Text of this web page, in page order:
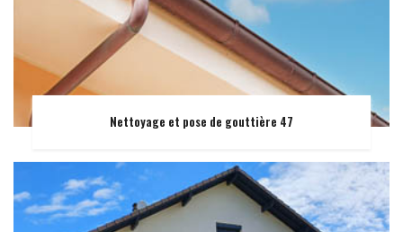
Nettoyage et pose de gouttière 47